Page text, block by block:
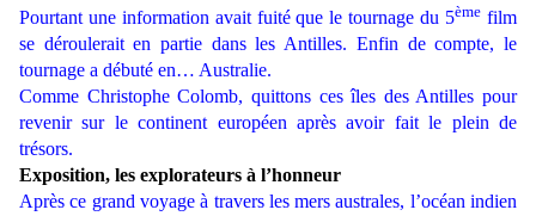
Pourtant une information avait fuité que le tournage du 5ème film
se déroulerait en partie dans les Antilles. Enfin de compte, le
tournage a débuté en… Australie.
Comme Christophe Colomb, quittons ces îles des Antilles pour
revenir sur le continent européen après avoir fait le plein de
trésors.
Exposition, les explorateurs à l’honneur
Après ce grand voyage à travers les mers australes, l’océan indien